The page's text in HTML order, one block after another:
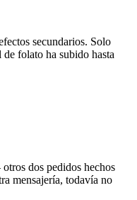
secundarios. Solo
folato ha subido hasta
dos pedidos hechos
mensajería, todavía no